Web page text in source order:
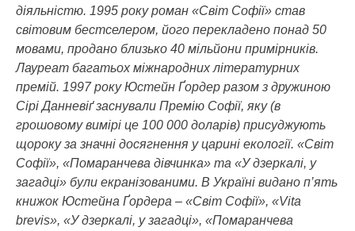
діяльністю. 1995 року роман «Світ Софії» став
світовим бестселером, його перекладено понад 50
мовами, продано близько 40 мільйони примірників.
Лауреат багатьох міжнародних літературних
премій. 1997 року Юстейн Ґордер разом з дружиною
Сірі Данневіґ заснували Премію Софії, яку (в
грошовому вимірі це 100 000 доларів) присуджують
щороку за значні досягнення у царині екології. «Світ
Софії», «Помаранчева дівчинка» та «У дзеркалі, у
загадці» були екранізованими. В Україні видано п’ять
книжок Юстейна Ґордера – «Світ Софії», «Vita
brevis», «У дзеркалі, у загадці», «Помаранчева